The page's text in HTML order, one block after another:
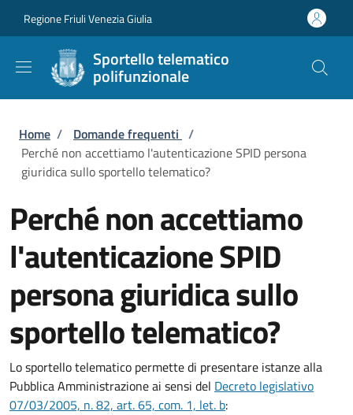
Regione Friuli Venezia Giulia
Sportello telematico
polifunzionale
Briciole di pane
Home / Domande frequenti /
Perché non accettiamo l'autenticazione SPID persona
giuridica sullo sportello telematico?
Perché non accettiamo
l'autenticazione SPID
persona giuridica sullo
sportello telematico?
Lo sportello telematico permette di presentare istanze alla
Pubblica Amministrazione ai sensi del Decreto legislativo
07/03/2005, n. 82, art. 65, com. 1, let. b: